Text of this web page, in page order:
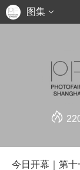
图集
今日开幕｜第十